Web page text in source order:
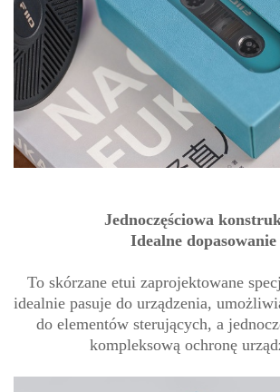
Jednoczęściowa
Idealne dopasowanie
To skórzane etui zaprojektowane
idealnie pasuje do urządzenia,
do elementów sterujących, a
kompleksową ochronę